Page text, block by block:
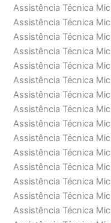
Assistência Técnica
Assistência Técnica
Assistência Técnica
Assistência Técnica
Assistência Técnica
Assistência Técnica
Assistência Técnica
Assistência Técnica
Assistência Técnica
Assistência Técnica
Assistência Técnica
Assistência Técnica
Assistência Técnica
Assistência Técnica
Assistência Técnica